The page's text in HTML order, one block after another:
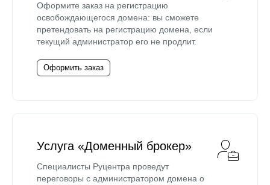
Оформите заказ на регистрацию
освобождающегося домена: вы сможете
претендовать на регистрацию домена, если
текущий администратор его не продлит.
Оформить заказ
Услуга «Доменный брокер»
Специалисты Руцентра проведут
переговоры с администратором домена о